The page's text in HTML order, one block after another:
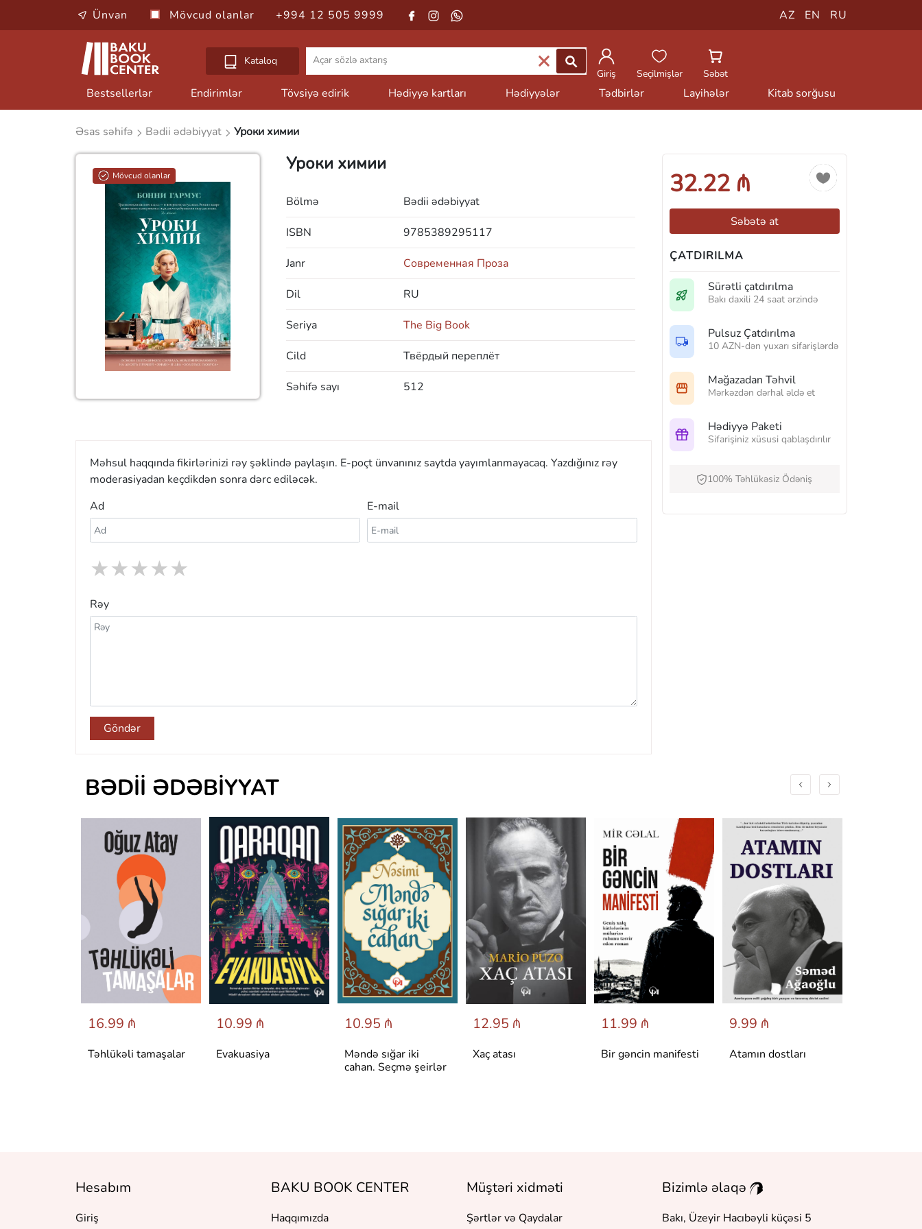
Ünvan Mövcud olanlar +994 12 505 9999 AZ EN RU
Kataloq
Giriş
Seçilmişlər Səbət
Bestsellerlər Endirimlər Tövsiyə edirik Hədiyyə kartları Hədiyyələr Tədbirlər Layihələr Kitab sorğusu
Əsas səhifə Bədii ədəbiyyat Уроки химии
Mövcud olanlar
Уроки химии
Bölmə Bədii ədəbiyyat
ISBN 9785389295117
Janr Современная Проза
Dil RU
Seriya The Big Book
Cild Твёрдый переплёт
Səhifə sayı 512
Məhsul haqqında fikirlərinizi rəy şəklində paylaşın. E-poçt ünvanınız saytda yayımlanmayacaq. Yazdığınız rəy
moderasiyadan keçdikdən sonra dərc ediləcək.
Ad
E-mail
★
★
★
★
★
Rəy
Göndər
32.22 ₼
Səbətə at
ÇATDIRILMA
Sürətli çatdırılma
Bakı daxili 24 saat ərzində
Pulsuz Çatdırılma
10 AZN-dən yuxarı sifarişlərdə
Mağazadan Təhvil
Mərkəzdən dərhal əldə et
Hədiyyə Paketi
Sifarişiniz xüsusi qablaşdırılır
100% Təhlükəsiz Ödəniş
BƏDII ƏDƏBIYYAT
16.99 ₼
Təhlükəli tamaşalar
10.99 ₼
Evakuasiya
10.95 ₼
Məndə sığar iki
cahan. Seçmə şeirlər
12.95 ₼
Xaç atası
11.99 ₼
Bir gəncin manifesti
9.99 ₼
Atamın dostları
Hesabım
Giriş
BAKU BOOK CENTER
Haqqımızda
Müştəri xidməti
Şərtlər və Qaydalar
Bizimlə əlaqə
Bakı, Üzeyir Hacıbəyli küçəsi 5